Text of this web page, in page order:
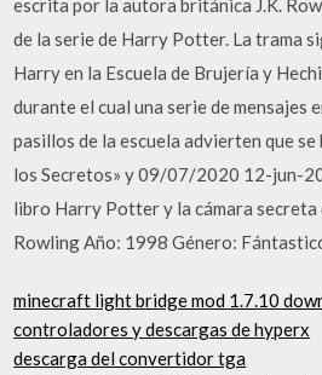
de la serie de Harry Potter. La trama
Harry en la Escuela de Brujería y
durante el cual una serie de mensajes
pasillos de la escuela advierten que
los Secretos» y 09/07/2020 12-jun-
libro Harry Potter y la cámara secreta
Rowling Año: 1998 Género:
minecraft light bridge mod 1.7.10
controladores y descargas de hyperx
descarga del convertidor tga